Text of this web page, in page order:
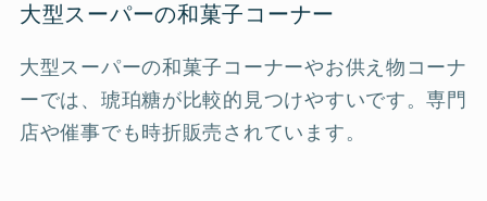
大型スーパーの和菓子コーナー
大型スーパーの和菓子コーナーやお供え物コーナ
ーでは、琥珀糖が比較的見つけやすいです。専門
店や催事でも時折販売されています。